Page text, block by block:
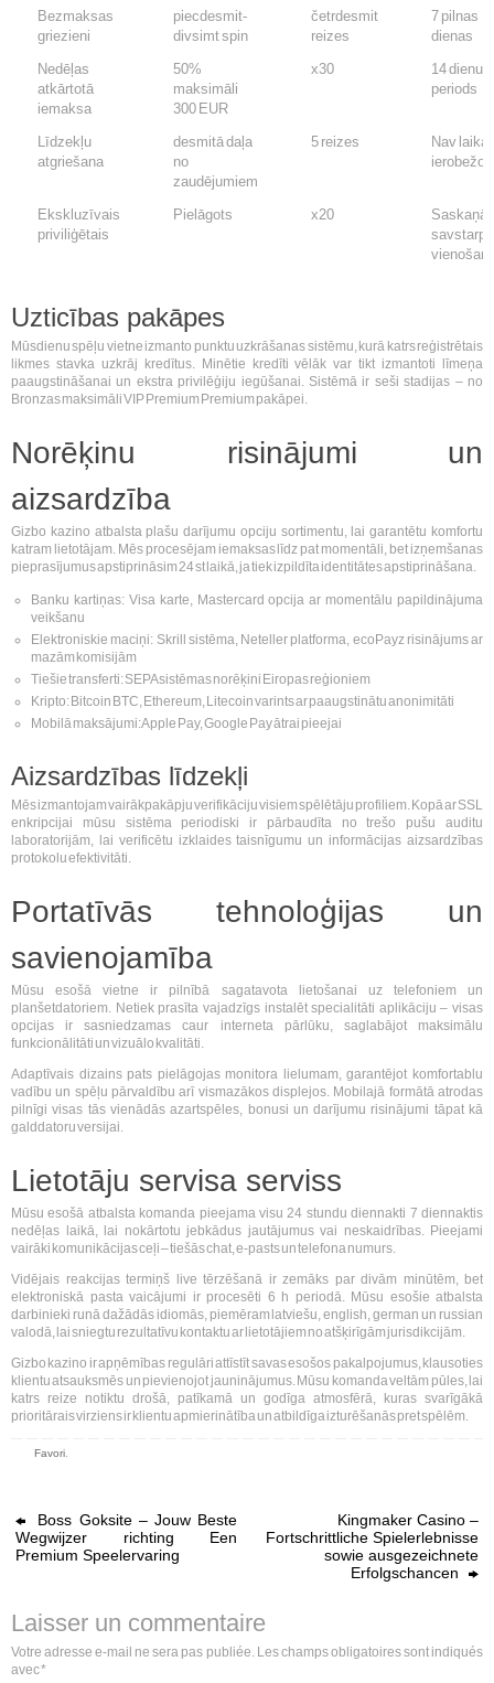
Bezmaksas
griezieni
piecdesmit-
divsimt spin
četrdesmit
reizes
7 pilnas
dienas
Nedēļas
atkārtotā
iemaksa
50%
maksimāli
300 EUR
x30
14 dienu
periods
Līdzekļu
atgriešana
desmitā daļa
no
zaudējumiem
5 reizes
Nav laika
Ekskluzīvais
priviliģētais
Pielāgots x20
Saskaņā
Uzticības pakāpes
Mūsdienu spēļu vietne izmanto punktu uzkrāšanas sistēmu, kurā katrs reģistrētais
likmes stavka uzkrāj kredītus. Minētie kredīti vēlāk var tikt izmantoti līmeņa
paaugstināšanai un ekstra privilēģiju iegūšanai. Sistēmā ir seši stadijas – no
Bronzas maksimāli VIP Premium Premium pakāpei.
Norēķinu risinājumi un
aizsardzība
Gizbo kazino atbalsta plašu darījumu opciju sortimentu, lai garantētu komfortu
katram lietotājam. Mēs procesējam iemaksas līdz pat momentāli, bet izņemšanas
pieprasījumus apstiprināsim 24 st laikā, ja tiek izpildīta identitātes apstiprināšana.
Banku kartiņas: Visa karte, Mastercard opcija ar momentālu papildinājuma
veikšanu
Elektroniskie maciņi: Skrill sistēma, Neteller platforma, ecoPayz risinājums ar
mazām komisijām
Tiešie transferti: SEPA sistēmas norēķini Eiropas reģioniem
Kripto: Bitcoin BTC, Ethereum, Litecoin varints ar paaugstinātu anonimitāti
Mobilā maksājumi: Apple Pay, Google Pay ātrai pieejai
Aizsardzības līdzekļi
Mēs izmantojam vairākpakāpju verifikāciju visiem spēlētāju profiliem. Kopā ar SSL
enkripcijai mūsu sistēma periodiski ir pārbaudīta no trešo pušu auditu
laboratorijām, lai verificētu izklaides taisnīgumu un informācijas aizsardzības
protokolu efektivitāti.
Portatīvās tehnoloģijas un
savienojamība
Mūsu esošā vietne ir pilnībā sagatavota lietošanai uz telefoniem un
planšetdatoriem. Netiek prasīta vajadzīgs instalēt specialitāti aplikāciju – visas
opcijas ir sasniedzamas caur interneta pārlūku, saglabājot maksimālu
funkcionālitāti un vizuālo kvalitāti.
Adaptīvais dizains pats pielāgojas monitora lielumam, garantējot komfortablu
vadību un spēļu pārvaldību arī vismazākos displejos. Mobilajā formātā atrodas
pilnīgi visas tās vienādās azartspēles, bonusi un darījumu risinājumi tāpat kā
galddatoru versijai.
Lietotāju servisa serviss
Mūsu esošā atbalsta komanda pieejama visu 24 stundu diennakti 7 diennaktis
nedēļas laikā, lai nokārtotu jebkādus jautājumus vai neskaidrības. Pieejami
vairāki komunikācijas ceļi – tiešās chat, e-pasts un telefona numurs.
Vidējais reakcijas termiņš live tērzēšanā ir zemāks par divām minūtēm, bet
elektroniskā pasta vaicājumi ir procesēti 6 h periodā. Mūsu esošie atbalsta
darbinieki runā dažādās idiomās, piemēram latviešu, english, german un russian
valodā, lai sniegtu rezultatīvu kontaktu ar lietotājiem no atšķirīgām jurisdikcijām.
Gizbo kazino ir apņēmības regulāri attīstīt savas esošos pakalpojumus, klausoties
klientu atsauksmēs un pievienojot jauninājumus. Mūsu komanda veltām pūles, lai
katrs reize notiktu drošā, patīkamā un godīga atmosfērā, kuras svarīgākā
prioritārais virziens ir klientu apmierinātība un atbildīga izturēšanās pret spēlēm.
Favori.
Boss Goksite – Jouw Beste
Wegwijzer richting Een
Premium Speelervaring
Kingmaker Casino –
Fortschrittliche Spielerlebnisse
sowie ausgezeichnete
Erfolgschancen
Laisser un commentaire
Votre adresse e-mail ne sera pas publiée.Les champs obligatoires sont indiqués
avec*